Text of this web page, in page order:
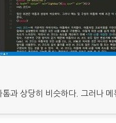
톰과 상당히 비슷하다. 그러나